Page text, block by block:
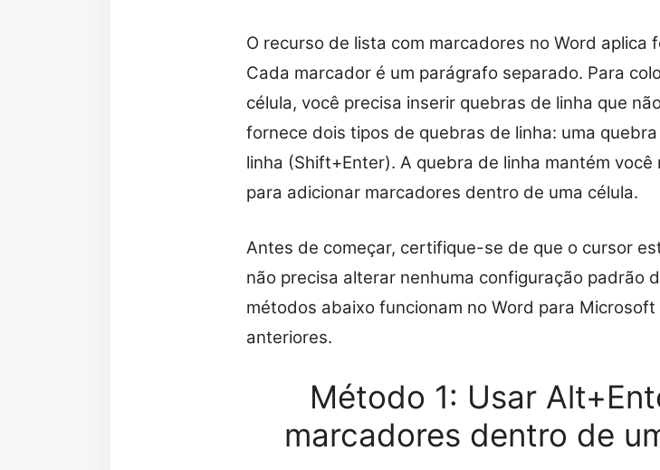
O recurso de lista com marcadores no Word aplica
Cada marcador é um parágrafo separado. Para
célula, você precisa inserir quebras de linha que
fornece dois tipos de quebras de linha: uma
linha (Shift+Enter). A quebra de linha mantém
para adicionar marcadores dentro de uma célula.
Antes de começar, certifique-se de que o cursor
não precisa alterar nenhuma configuração padrão
métodos abaixo funcionam no Word para
anteriores.
Método 1: Usar
marcadores dentro de